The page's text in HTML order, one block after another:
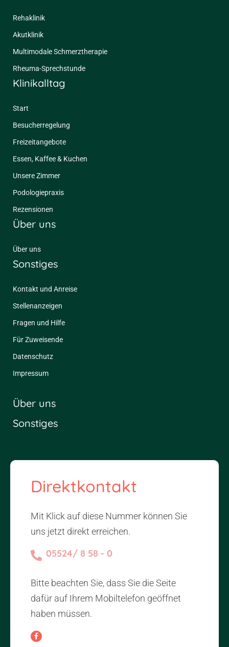
Rehaklinik
Akutklinik
Multimodale Schmerztherapie
Rheuma-Sprechstunde
Klinikalltag
Start
Besucherregelung
Freizeitangebote
Essen, Kaffee & Kuchen
Unsere Zimmer
Podologiepraxis
Rezensionen
Über uns
Über uns
Sonstiges
Kontakt und Anreise
Stellenanzeigen
Fragen und Hilfe
Für Zuweisende
Datenschutz
Impressum
Über uns
Sonstiges
Direktkontakt
Mit Klick auf diese Nummer können Sie
uns jetzt direkt erreichen.
05524/ 8 58 - 0
Bitte beachten Sie, dass Sie die Seite
dafür auf Ihrem Mobiltelefon geöffnet
haben müssen.